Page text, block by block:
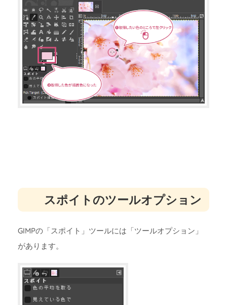
スポイトのツールオプション
GIMPの「スポイト」ツールには「ツールオプション」
があります。